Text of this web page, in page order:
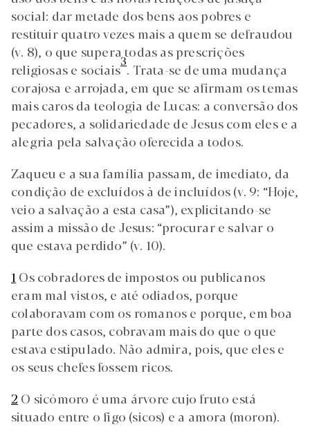
social: dar metade dos bens aos pobres e
restituir quatro vezes mais a quem se defraudou
(v. 8), o que supera todas as prescrições
religiosas e sociais3. Trata-se de uma mudança
corajosa e arrojada, em que se afirmam os temas
mais caros da teologia de Lucas: a conversão dos
pecadores, a solidariedade de Jesus com eles e a
alegria pela salvação oferecida a todos.
Zaqueu e a sua família passam, de imediato, da
condição de excluídos à de incluídos (v. 9: “Hoje,
veio a salvação a esta casa”), explicitando-se
assim a missão de Jesus: “procurar e salvar o
que estava perdido” (v. 10).
1 Os cobradores de impostos ou publicanos
eram mal vistos, e até odiados, porque
colaboravam com os romanos e porque, em boa
parte dos casos, cobravam mais do que o que
estava estipulado. Não admira, pois, que eles e
os seus chefes fossem ricos.
2 O sicómoro é uma árvore cujo fruto está
situado entre o figo (sicos) e a amora (moron).